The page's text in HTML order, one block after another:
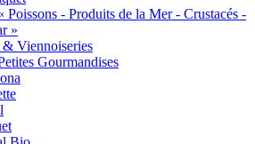
Poissons - Produits de la Mer - Crustacés -
»
& Viennoiseries
Gourmandises